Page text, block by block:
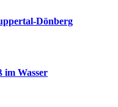
Dönberg
im Wasser